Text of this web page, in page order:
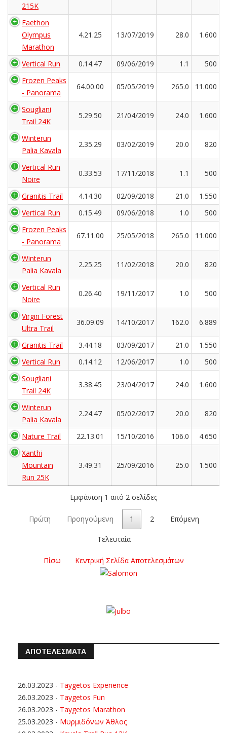
215K
Faethon
Olympus
Marathon
4.21.25 13/07/2019 28.0 1.600
Vertical Run 0.14.47 09/06/2019 1.1
500
Frozen Peaks
- Panorama
64.00.00 05/05/2019 265.0 11.000
Sougliani
Trail 24K
5.29.50 21/04/2019 24.0 1.600
Winterun
Palia Kavala
2.35.29 03/02/2019 20.0 820
Vertical Run
Noire
0.33.53 17/11/2018 1.1 500
Granitis Trail 4.14.30 02/09/2018 21.0
1.550
Vertical Run
0.15.49 09/06/2018 1.0
500
Frozen Peaks
- Panorama
67.11.00 25/05/2018 265.0 11.000
Winterun
Palia Kavala
2.25.25 11/02/2018 20.0 820
Vertical Run
Noire
0.26.40 19/11/2017 1.0 500
Virgin Forest
Ultra Trail
36.09.09 14/10/2017 162.0 6.889
Granitis Trail 3.44.18 03/09/2017 21.0
1.550
Vertical Run
0.14.12 12/06/2017 1.0
500
Sougliani
Trail 24K
3.38.45 23/04/2017 24.0 1.600
Winterun
Palia Kavala
2.24.47 05/02/2017 20.0 820
Nature Trail 22.13.01 15/10/2016 106.0
4.650
Xanthi
Mountain
Run 25K
3.49.31 25/09/2016 25.0 1.500
Εμφάνιση 1 από 2 σελίδες
Πρώτη Προηγούμενη 1 2 Επόμενη
Τελευταία
Πίσω Κεντρική Σελίδα Αποτελεσμάτων
ΑΠΟΤΕΛΕΣΜΑΤΑ
26.03.2023 - Taygetos Experience
26.03.2023 - Taygetos Fun
26.03.2023 - Taygetos Marathon
25.03.2023 - Μυρμιδόνων Άθλος